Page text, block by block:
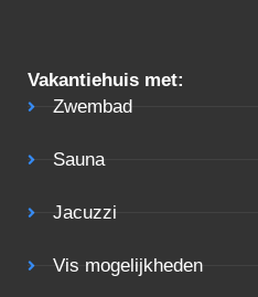
Vakantiehuis met:
Zwembad
Sauna
Jacuzzi
Vis mogelijkheden